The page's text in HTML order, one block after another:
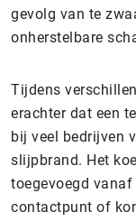
gevolg van te
onherstelbare
Tijdens
erachter dat een
bij veel bedrijven
slijpbrand. Het
toegevoegd
contactpunt of